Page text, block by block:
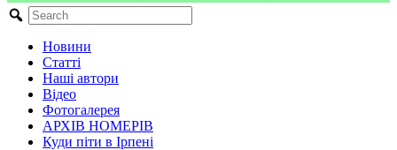
Новини
Статті
Наші автори
Відео
Фотогалерея
АРХІВ НОМЕРІВ
Куди піти в Ірпені